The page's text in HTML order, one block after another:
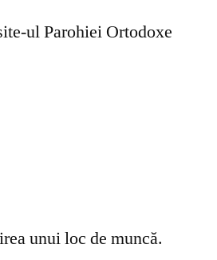
ul Parohiei Ortodoxe
unui loc de muncă.